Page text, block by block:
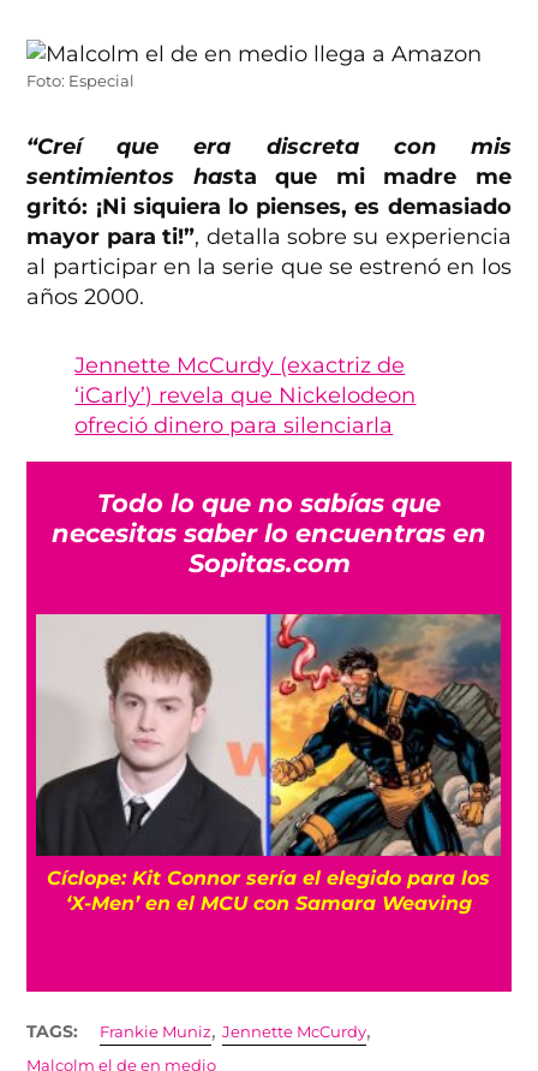
Foto: Especial
“Creí que era discreta con mis
sentimientos hasta que mi madre me
gritó: ¡Ni siquiera lo pienses, es demasiado
mayor para ti!”, detalla sobre su experiencia
al participar en la serie que se estrenó en los
años 2000.
Jennette McCurdy (exactriz de
‘iCarly’) revela que Nickelodeon
ofreció dinero para silenciarla
Todo lo que no sabías que
necesitas saber lo encuentras en
Sopitas.com
Cíclope: Kit Connor sería el elegido para los
‘X-Men’ en el MCU con Samara Weaving
TAGS: Frankie Muniz,Jennette McCurdy,
Malcolm el de en medio